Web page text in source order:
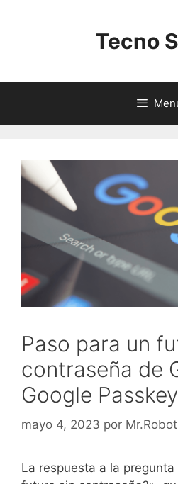
Tecno
Paso para un
contraseña de
Google Passkey
mayo 4, 2023 por Mr.Robot
La respuesta a la pregunta